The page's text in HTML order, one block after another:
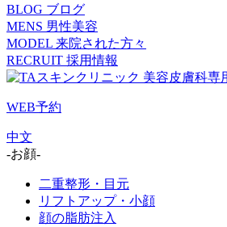
BLOG ブログ
MENS 男性美容
MODEL 来院された方々
RECRUIT 採用情報
WEB予約
中文
-お顔-
二重整形・目元
リフトアップ・小顔
顔の脂肪注入